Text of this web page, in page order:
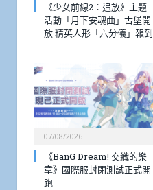
《少女前線2：追放》主題
活動「月下安魂曲」古堡開
放 精英人形「六分儀」報到
07/08/2026
《BanG Dream! 交織的樂
章》國際服封閉測試正式開
跑